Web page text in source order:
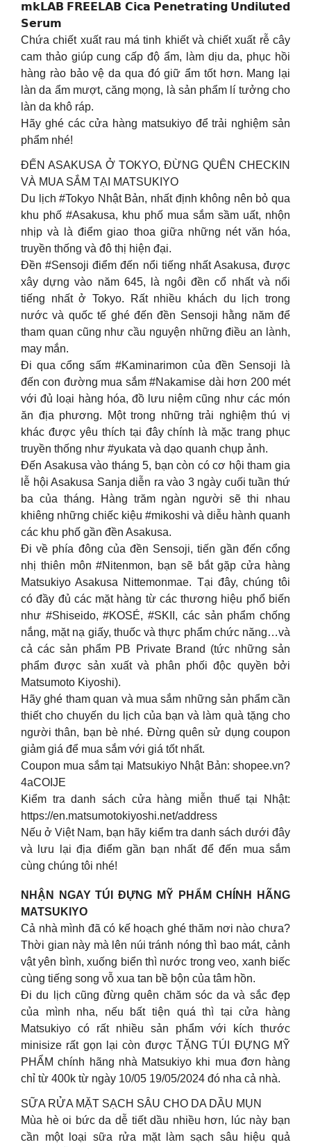
𝗺𝗸𝗟𝗔𝗕 𝗙𝗥𝗘𝗘𝗟𝗔𝗕 𝗖𝗶𝗰𝗮 𝗣𝗲𝗻𝗲𝘁𝗿𝗮𝘁𝗶𝗻𝗴 𝗨𝗻𝗱𝗶𝗹𝘂𝘁𝗲𝗱
𝗦𝗲𝗿𝘂𝗺
Chứa chiết xuất rau má tinh khiết và chiết xuất rễ cây
cam thảo giúp cung cấp độ ẩm, làm dịu da, phục hồi
hàng rào bảo vệ da qua đó giữ ẩm tốt hơn. Mang lại
làn da ẩm mượt, căng mọng, là sản phẩm lí tưởng cho
làn da khô ráp.
Hãy ghé các cửa hàng matsukiyo để trải nghiệm sản
phẩm nhé!
ĐẾN ASAKUSA Ở TOKYO, ĐỪNG QUÊN CHECKIN
VÀ MUA SẮM TẠI MATSUKIYO
Du lịch #Tokyo Nhật Bản, nhất định không nên bỏ qua
khu phố #Asakusa, khu phố mua sắm sầm uất, nhộn
nhịp và là điểm giao thoa giữa những nét văn hóa,
truyền thống và đô thị hiện đại.
Đền #Sensoji điểm đến nổi tiếng nhất Asakusa, được
xây dựng vào năm 645, là ngôi đền cổ nhất và nổi
tiếng nhất ở Tokyo. Rất nhiều khách du lịch trong
nước và quốc tế ghé đến đền Sensoji hằng năm để
tham quan cũng như cầu nguyện những điều an lành,
may mắn.
Đi qua cổng sấm #Kaminarimon của đền Sensoji là
đến con đường mua sắm #Nakamise dài hơn 200 mét
với đủ loại hàng hóa, đồ lưu niệm cũng như các món
ăn địa phương. Một trong những trải nghiệm thú vị
khác được yêu thích tại đây chính là mặc trang phục
truyền thống như #yukata và dạo quanh chụp ảnh.
Đến Asakusa vào tháng 5, bạn còn có cơ hội tham gia
lễ hội Asakusa Sanja diễn ra vào 3 ngày cuối tuần thứ
ba của tháng. Hàng trăm ngàn người sẽ thi nhau
khiêng những chiếc kiệu #mikoshi và diễu hành quanh
các khu phố gần đền Asakusa.
Đi về phía đông của đền Sensoji, tiến gần đến cổng
nhị thiên môn #Nitenmon, bạn sẽ bắt gặp cửa hàng
Matsukiyo Asakusa Nittemonmae. Tại đây, chúng tôi
có đầy đủ các mặt hàng từ các thương hiệu phổ biến
như #Shiseido, #KOSÉ, #SKII, các sản phẩm chống
nắng, mặt nạ giấy, thuốc và thực phẩm chức năng…và
cả các sản phẩm PB Private Brand (tức những sản
phẩm được sản xuất và phân phối độc quyền bởi
Matsumoto Kiyoshi).
Hãy ghé tham quan và mua sắm những sản phẩm cần
thiết cho chuyến du lịch của bạn và làm quà tặng cho
người thân, bạn bè nhé. Đừng quên sử dụng coupon
giảm giá để mua sắm với giá tốt nhất.
Coupon mua sắm tại Matsukiyo Nhật Bản: shopee.vn?
4aCOIJE
Kiểm tra danh sách cửa hàng miễn thuế tại Nhật:
https://en.matsumotokiyoshi.net/address
Nếu ở Việt Nam, bạn hãy kiểm tra danh sách dưới đây
và lưu lại địa điểm gần bạn nhất để đến mua sắm
cùng chúng tôi nhé!
NHẬN NGAY TÚI ĐỰNG MỸ PHẨM CHÍNH HÃNG
MATSUKIYO
Cả nhà mình đã có kế hoạch ghé thăm nơi nào chưa?
Thời gian này mà lên núi tránh nóng thì bao mát, cảnh
vật yên bình, xuống biển thì nước trong veo, xanh biếc
cùng tiếng song vỗ xua tan bề bộn của tâm hồn.
Đi du lịch cũng đừng quên chăm sóc da và sắc đẹp
của mình nha, nếu bất tiện quá thì tại cửa hàng
Matsukiyo có rất nhiều sản phẩm với kích thước
minisize rất gọn lại còn được TẶNG TÚI ĐỰNG MỸ
PHẨM chính hãng nhà Matsukiyo khi mua đơn hàng
chỉ từ 400k từ ngày 10/05 19/05/2024 đó nha cả nhà.
SỮA RỬA MẶT SẠCH SÂU CHO DA DẦU MỤN
Mùa hè oi bức da dễ tiết dầu nhiều hơn, lúc này bạn
cần một loại sữa rửa mặt làm sạch sâu hiệu quả